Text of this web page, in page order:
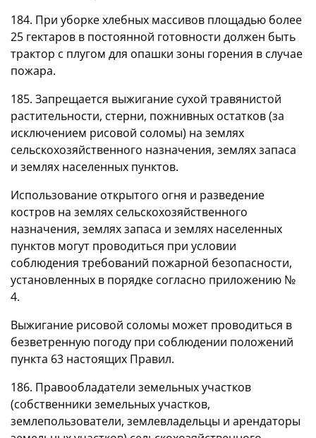
184. При уборке хлебных массивов площадью более
25 гектаров в постоянной готовности должен быть
трактор с плугом для опашки зоны горения в случае
пожара.
185. Запрещается выжигание сухой травянистой
растительности, стерни, пожнивных остатков (за
исключением рисовой соломы) на землях
сельскохозяйственного назначения, землях запаса
и землях населенных пунктов.
Использование открытого огня и разведение
костров на землях сельскохозяйственного
назначения, землях запаса и землях населенных
пунктов могут проводиться при условии
соблюдения требований пожарной безопасности,
установленных в порядке согласно приложению №
4.
Выжигание рисовой соломы может проводиться в
безветренную погоду при соблюдении положений
пункта 63 настоящих Правил.
186. Правообладатели земельных участков
(собственники земельных участков,
землепользователи, землевладельцы и арендаторы